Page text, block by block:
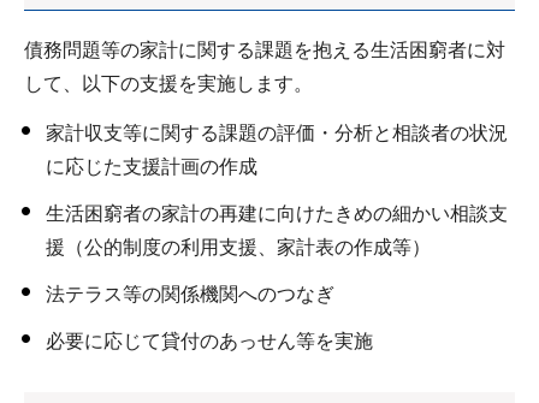
債務問題等の家計に関する課題を抱える生活困窮者に対
して、以下の支援を実施します。
家計収支等に関する課題の評価・分析と相談者の状況
に応じた支援計画の作成
生活困窮者の家計の再建に向けたきめの細かい相談支
援（公的制度の利用支援、家計表の作成等）
法テラス等の関係機関へのつなぎ
必要に応じて貸付のあっせん等を実施